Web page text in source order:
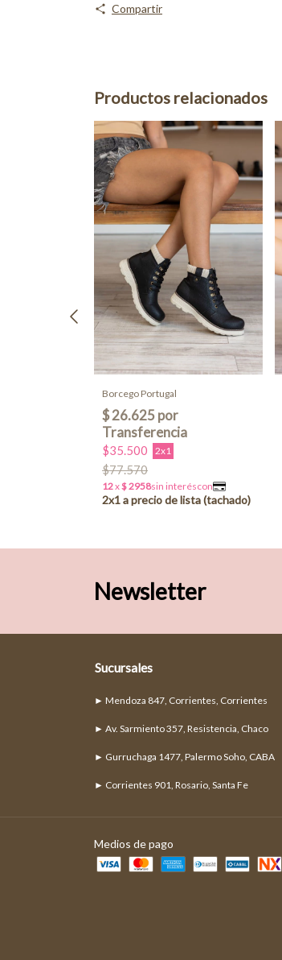
Compartir
Productos relacionados
Borcego Portugal
$35.500 2x1
$77.570
Newsletter
Sucursales
► Mendoza 847, Corrientes, Corrientes
► Av. Sarmiento 357, Resistencia, Chaco
► Gurruchaga 1477, Palermo Soho, CABA
► Corrientes 901, Rosario, Santa Fe
Medios de pago